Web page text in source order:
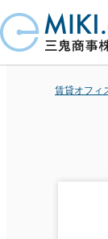
賃貸オフィ